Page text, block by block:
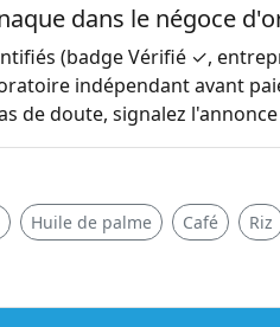
dans le négoce
(badge Vérifié ✓,
indépendant avant
de doute, signalez
Huile de palme Café Riz